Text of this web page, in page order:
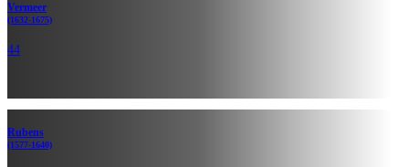
Vermeer
(1632-1675)
44
Rubens
(1577-1640)